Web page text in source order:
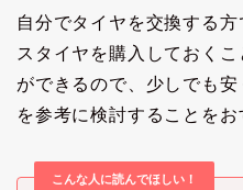
自分でタイヤを交換する
スタイヤを購入しておく
ができるので、少しでも
を参考に検討することをお
こんな人に読んでほしい！